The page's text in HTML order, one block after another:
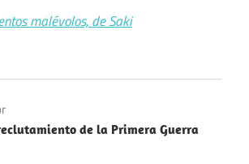
malévolos, de Saki
de la Primera Guerra